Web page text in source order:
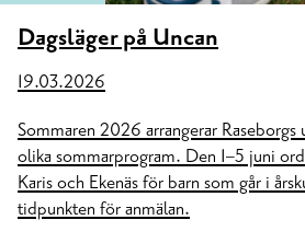
Dagsläger på Uncan
19.03.2026
Sommaren 2026 arrangerar Raseborgs
olika sommarprogram. Den 1–5 juni
Karis och Ekenäs för barn som går i
tidpunkten för anmälan.